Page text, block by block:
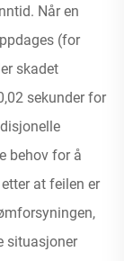
Når en
(for
skadet
sekunder for
behov for å
at feilen er
situasjoner